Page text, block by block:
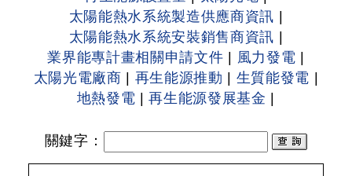
太陽能熱水系統製造供應商資訊
太陽能熱水系統安裝銷售商資訊
業界能專計畫相關申請文件
風力發電
太陽光電廠商
再生能源推動 生質能發電
地熱發電 |再生能源發展基金
關鍵字 ：